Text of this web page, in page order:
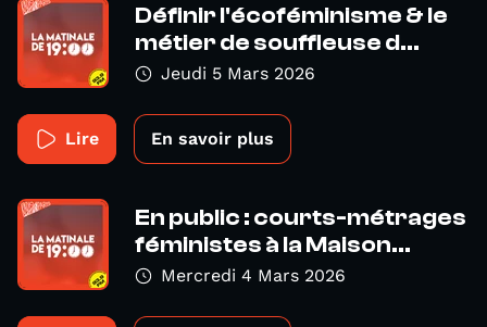
Définir l'écoféminisme & le
métier de souffleuse d...
Jeudi 5 Mars 2026
Lire En savoir plus
En public : courts-métrages
féministes à la Maison...
Mercredi 4 Mars 2026